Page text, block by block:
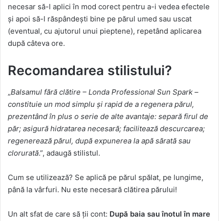
necesar să-l aplici în mod corect pentru a-i vedea efectele
și apoi să-l răspândești bine pe părul umed sau uscat
(eventual, cu ajutorul unui pieptene), repetând aplicarea
după câteva ore.
Recomandarea stilistului?
„Balsamul fără clătire – Londa Professional Sun Spark –
constituie un mod simplu și rapid de a regenera părul,
prezentând în plus o serie de alte avantaje: separă firul de
păr; asigură hidratarea necesară; facilitează descurcarea;
regenerează părul, după expunerea la apă sărată sau
clorurată.”, adaugă stilistul.
Cum se utilizează? Se aplică pe părul spălat, pe lungime,
până la vârfuri. Nu este necesară clătirea părului!
Un alt sfat de care să ții cont: După baia sau înotul în mare